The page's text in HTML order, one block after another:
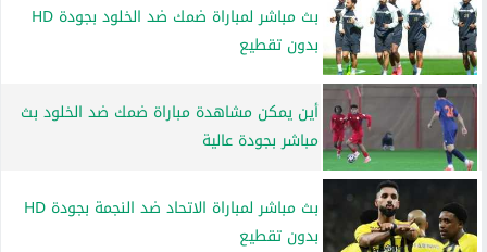
بث مباشر لمباراة ضمك ضد الخلود بجودة HD
بدون تقطيع
أين يمكن مشاهدة مباراة ضمك ضد الخلود بث
مباشر بجودة عالية
بث مباشر لمباراة الاتحاد ضد النجمة بجودة HD
بدون تقطيع